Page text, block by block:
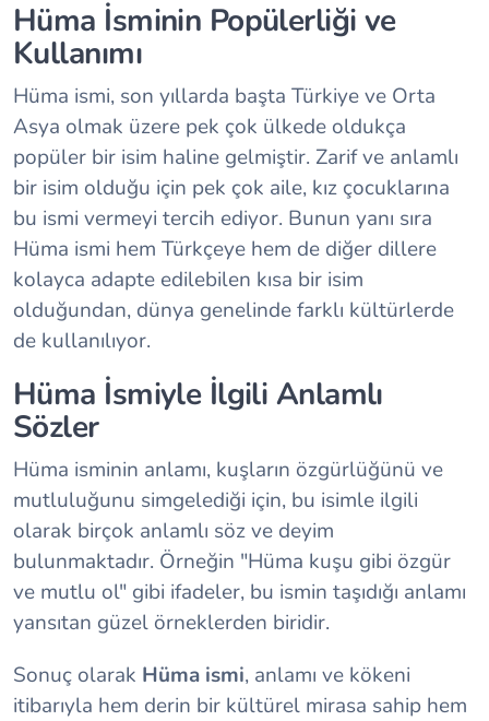
Hüma İsminin Popülerliği ve
Kullanımı
Hüma ismi, son yıllarda başta Türkiye ve Orta
Asya olmak üzere pek çok ülkede oldukça
popüler bir isim haline gelmiştir. Zarif ve anlamlı
bir isim olduğu için pek çok aile, kız çocuklarına
bu ismi vermeyi tercih ediyor. Bunun yanı sıra
Hüma ismi hem Türkçeye hem de diğer dillere
kolayca adapte edilebilen kısa bir isim
olduğundan, dünya genelinde farklı kültürlerde
de kullanılıyor.
Hüma İsmiyle İlgili Anlamlı
Sözler
Hüma isminin anlamı, kuşların özgürlüğünü ve
mutluluğunu simgelediği için, bu isimle ilgili
olarak birçok anlamlı söz ve deyim
bulunmaktadır. Örneğin "Hüma kuşu gibi özgür
ve mutlu ol" gibi ifadeler, bu ismin taşıdığı anlamı
yansıtan güzel örneklerden biridir.
Sonuç olarak Hüma ismi, anlamı ve kökeni
itibarıyla hem derin bir kültürel mirasa sahip hem